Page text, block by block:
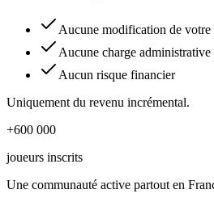
Aucune modification de votre
Aucune charge administrative
Aucun risque financier
Uniquement du revenu incrémental.
+600 000
joueurs inscrits
Une communauté active partout en